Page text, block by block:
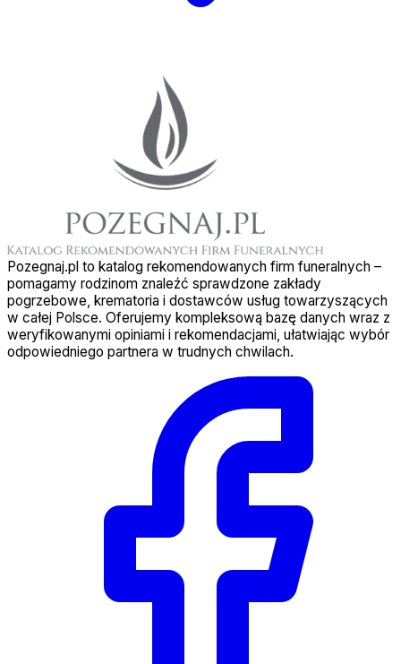
Pozegnaj.pl to katalog rekomendowanych firm funeralnych –
pomagamy rodzinom znaleźć sprawdzone zakłady
pogrzebowe, krematoria i dostawców usług towarzyszących
w całej Polsce. Oferujemy kompleksową bazę danych wraz z
weryfikowanymi opiniami i rekomendacjami, ułatwiając wybór
odpowiedniego partnera w trudnych chwilach.